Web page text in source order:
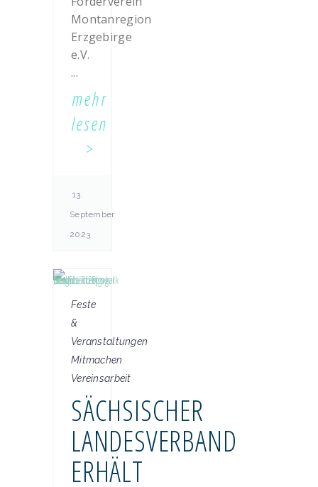
Montanregion
Erzgebirge
e.V.
...
mehr
lesen
13.
September
2023
Feste
&
Veranstaltungen
Mitmachen
Vereinsarbeit
SÄCHSISCHER
LANDESVERBAND
ERHÄLT